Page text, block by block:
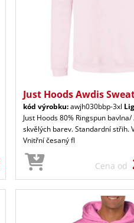
Just Hoods Awdis
kód výrobku:awjh030bbp-3xl
Just Hoods 80% Ringspun
skvělých barev. Standardní střih.
Vnitřní česaný fl
Cena od